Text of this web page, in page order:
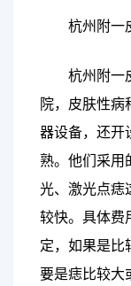
杭州附一
杭州附一
院，皮肤性病
器设备，还开
熟。他们采用
光、激光点痣
较快。具体费
定，如果是比
要是痣比较大